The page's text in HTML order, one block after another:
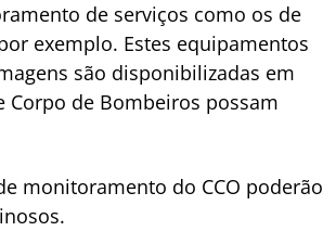
de serviços como os de
exemplo. Estes equipamentos
são disponibilizadas em
de Bombeiros possam
monitoramento do CCO poderão